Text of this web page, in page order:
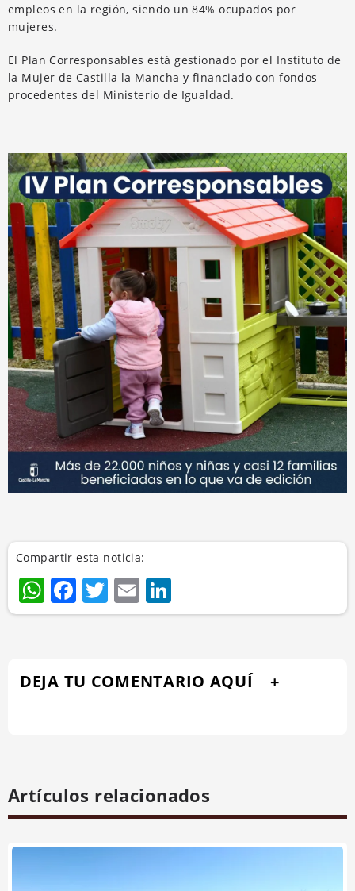
empleos en la región, siendo un 84% ocupados por
mujeres.
El Plan Corresponsables está gestionado por el Instituto de
la Mujer de Castilla la Mancha y financiado con fondos
procedentes del Ministerio de Igualdad.
Compartir esta noticia:
WhatsApp
Facebook
Twitter
Email
DEJA TU COMENTARIO AQUÍ
Artículos relacionados